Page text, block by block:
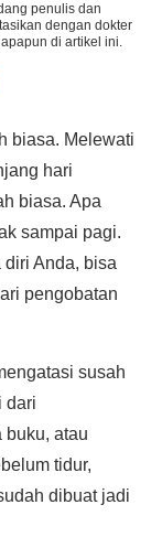
penulis dan
dengan dokter
di artikel ini.
biasa. Melewati
hari
biasa. Apa
sampai pagi.
Anda, bisa
pengobatan
susah
dari
buku, atau
tidur,
dibuat jadi